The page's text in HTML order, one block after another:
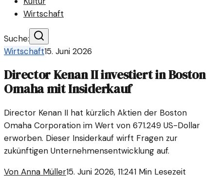
Wirtschaft
Suche:
Wirtschaft15. Juni 2026
Director Kenan II investiert in Boston
Omaha mit Insiderkauf
Director Kenan II hat kürzlich Aktien der Boston
Omaha Corporation im Wert von 671.249 US-Dollar
erworben. Dieser Insiderkauf wirft Fragen zur
zukünftigen Unternehmensentwicklung auf.
Von Anna Müller15. Juni 2026, 11:241 Min Lesezeit